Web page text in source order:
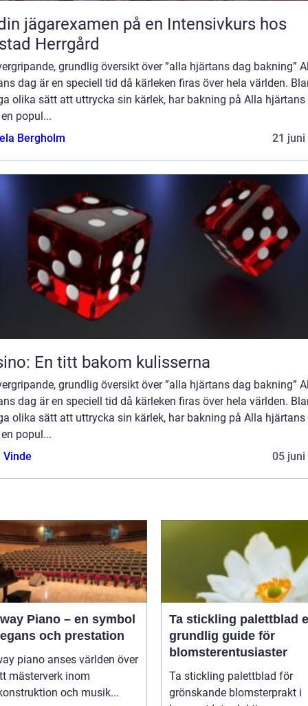
jägarexamen på en Intensivkurs hos
Herrgård
grundlig översikt över ”alla hjärtans dag bakning”
dag är en speciell tid då kärleken firas över hela världen.
olika sätt att uttrycka sin kärlek, har bakning på Alla hjärtans
popul...
Bergholm
21 juni
En titt bakom kulisserna
grundlig översikt över ”alla hjärtans dag bakning”
dag är en speciell tid då kärleken firas över hela världen.
olika sätt att uttrycka sin kärlek, har bakning på Alla hjärtans
popul...
Vinde
05 juni
Piano – en symbol
och prestation
piano anses världen över
mästerverk inom
och musik...
Ta stickling palettblad en
grundlig guide för
blomsterentusiaster
Ta stickling palettblad för
grönskande blomsterprakt i